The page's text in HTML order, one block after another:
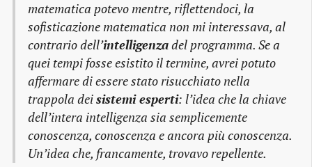
matematica potevo mentre, riflettendoci, la
sofisticazione matematica non mi interessava, al
contrario dell’intelligenzadel programma. Se a
quei tempi fosse esistito il termine, avrei potuto
affermare di essere stato risucchiato nella
trappola deisistemi esperti: l’idea che la chiave
dell’intera intelligenza sia semplicemente
conoscenza, conoscenza e ancora più conoscenza.
Un’idea che, francamente, trovavo repellente.